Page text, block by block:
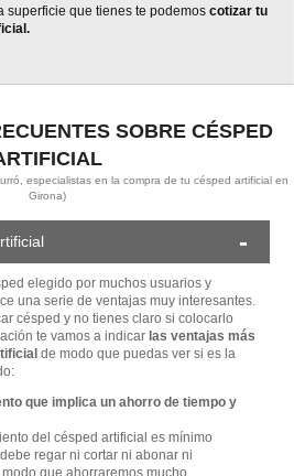
superficie que tienes te podemoscotizar tu
SOBRE CÉSPED
especialistas en la compra de tu césped artificial en
Girona)
elegido por muchos usuarios y
una serie de ventajas muy interesantes.
césped y no tienes claro si colocarlo
te vamos a indicar las ventajas más
de modo que puedas ver si es la
que implica un ahorro de tiempo y
del césped artificial es mínimo
regar ni cortar ni abonar ni
que ahorraremos mucho